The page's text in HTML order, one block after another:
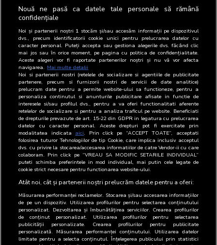
4 Phoenix Media SRL
-
Press Media Electronic SRL
6 Pro TV SRL
-
7 Propaganda Creative Services SRL -
Nouă ne pasă ca datele tale personale să rămână
confidențiale
Noi și partenerii noștri 1 stocăm și/sau accesăm informații pe dispozitivul
dvs., precum identificatorii cookie unici pentru prelucrarea datelor cu
caracter personal. Puteți accepta sau gestiona alegerile dvs. făcând clic
mai jos sau în orice moment, pe pagina cu politica de confidențialitate.
Aceste alegeri vor fi raportate partenerilor noștri și nu vă vor afecta
navigarea. Mai multe detalii
Noi si partenerii nostri (retelele de socializare si agentiile de publicitate
partenere, precum si furnizorii nostri de servicii de date analitice)
prelucram date pentru a permite website-ului sa functioneze, pentru a
personaliza continutul si anunturile publicitare afisate in functie de
interesele si/sau profilul dvs., pentru a va oferi functionalitati aferente
retelelor de socializare si pentru a analiza traficul pe website. Beneficiati
de drepturile prevazute de art. 15-22 din GDPR in legatura cu prelucrarea
datelor cu caracter personal. Aceste drepturi pot fi exercitate prin
modalitatea indicata aici. Prin click pe “ACCEPT TOATE”, acceptati
folosirea tuturor Tehnologiilor de tip Cookie, care implica inclusiv acceptul
dvs. cu privire la stocarea/accesarea informatiilor de catre Vendor-ii cu care
colaboram. Prin click pe “VREAU SA MODIFIC SETARILE INDIVIDUAL”
puteti schimba preferintele in mod individual, mai putin cele legate de
cookie strict necesare pentru functionarea website-ului.
Atât noi, cât și partenerii noștri prelucrăm datele pentru a oferi:
Măsurarea performanței reclamelor. Stocarea și/sau accesarea informațiilor
de pe un dispozitiv. Utilizarea profilurilor pentru selectarea conținutului
personalizat. Dezvoltarea și îmbunătățirea serviciilor. Crearea profilurilor
de conținut personalizat. Utilizarea profilurilor pentru selectarea
publicității personalizate. Crearea profilurilor pentru publicitate
personalizată. Măsurarea performanței conținutului. Utilizarea datelor
limitate pentru a selecta conținutul. Înțelegerea publicului prin statistici